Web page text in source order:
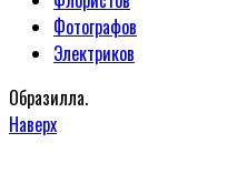
Фотографов
Электриков
Образилла.
Наверх